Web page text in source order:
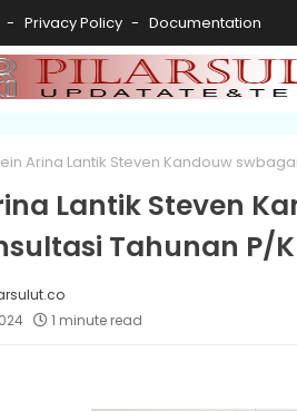
Privacy Policy Documentation
Arina Lantik Steven Kandouw
Lantik Steven
Tahunan P/
1 minute read